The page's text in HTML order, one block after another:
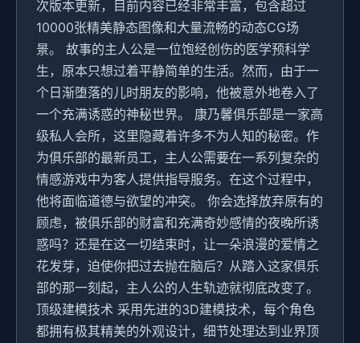
次版本更新，目前内容已经非常丰富，包含超过
10000张精美静态图像和大量流畅的动态CG场
景。 故事的主人公是一位饱经创伤的医学预科学
生，原本只想过着平静简单的生活。然而，由于一
个日渐堕落的儿时朋友的影响，他被意外地卷入了
一个充满诱惑的神秘世界。 康乃馨俱乐部是一家高
级私人会所，这里隐藏着许多不为人知的秘密。作
为俱乐部的最新员工，主人公需要在一系列复杂的
情感游戏中为客人提供指导服务。在这个过程中，
他将面临道德与欲望的冲突。 你会选择放弃原有的
顾虑，被俱乐部的财富和充满奇妙感情的夜晚所诱
惑吗？还是在这一切结束时，让一朵浪漫的爱情之
花发芽，迫使你把过去抛在脑后？从踏入这家俱乐
部的那一刻起，主人公的人生轨迹就彻底改变了。
顶级建模技术 采用先进的3D建模技术，每个角色
都拥有极其精美的外观设计，细节处理达到业界顶